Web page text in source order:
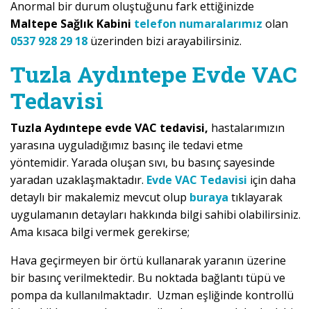
Anormal bir durum oluştuğunu fark ettiğinizde
Maltepe Sağlık Kabini telefon numaralarımız olan
0537 928 29 18 üzerinden bizi arayabilirsiniz.
Tuzla Aydıntepe Evde VAC
Tedavisi
Tuzla Aydıntepe evde VAC tedavisi, hastalarımızın
yarasına uyguladığımız basınç ile tedavi etme
yöntemidir. Yarada oluşan sıvı, bu basınç sayesinde
yaradan uzaklaşmaktadır. Evde VAC Tedavisi için daha
detaylı bir makalemiz mevcut olup buraya tıklayarak
uygulamanın detayları hakkında bilgi sahibi olabilirsiniz.
Ama kısaca bilgi vermek gerekirse;
Hava geçirmeyen bir örtü kullanarak yaranın üzerine
bir basınç verilmektedir. Bu noktada bağlantı tüpü ve
pompa da kullanılmaktadır. Uzman eşliğinde kontrollü